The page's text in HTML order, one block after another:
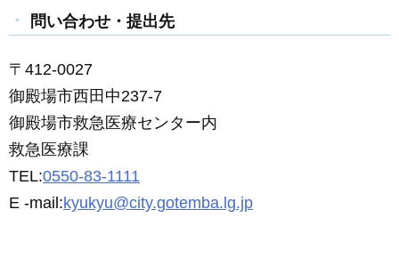
問い合わせ・提出先
〒412-0027
御殿場市西田中237-7
御殿場市救急医療センター内
救急医療課
TEL:0550-83-1111
E -mail:kyukyu@city.gotemba.lg.jp